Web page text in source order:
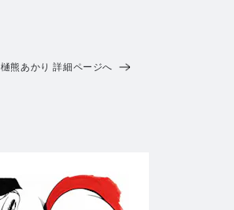
樋熊あかり 詳細ページへ